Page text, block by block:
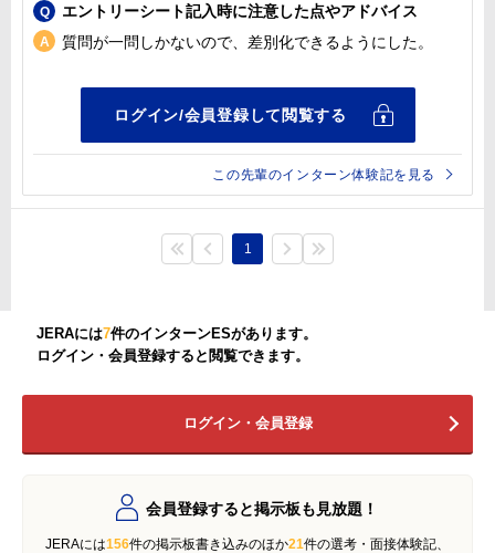
エントリーシート記入時に注意した点やアドバイス
質問が一問しかないので、差別化できるようにした。
この先輩のインターン体験記を見る
1
JERAには7件のインターンESがあります。
ログイン・会員登録すると閲覧できます。
ログイン・会員登録
会員登録すると掲示板も見放題！
JERAには156件の掲示板書き込みのほか21件の選考・面接体験記、